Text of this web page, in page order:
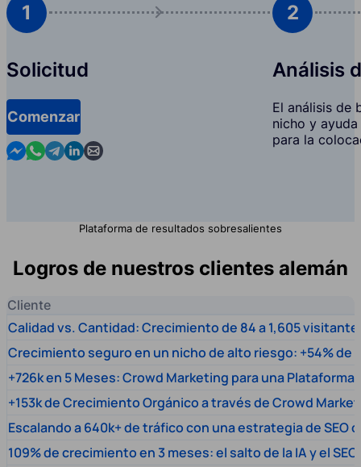
1
Solicitud
Comenzar
Contact us in Messenger
Contact us in WhatsApp
Contact us in Telegram
Contact us in Linkedin
Contact us by email
2
Análisis
El análisis de
nicho y
para la
Plataforma de resultados sobresalientes
Logros de nuestros clientes alemán
Cliente
Calidad vs. Cantidad: Crecimiento de 84 a 1,605
Crecimiento seguro en un nicho de alto riesgo: +54% de
+726k en 5 Meses: Crowd Marketing para una
+153k de Crecimiento Orgánico a través de Crowd
Escalando a 640k+ de tráfico con una estrategia de SEO
109% de crecimiento en 3 meses: el salto de la IA y el SEO